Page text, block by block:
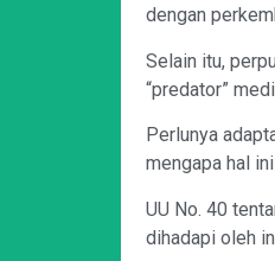
dengan
Selain itu,
“predator”
Perlunya
mengapa hal
UU No. 40
dihadapi oleh